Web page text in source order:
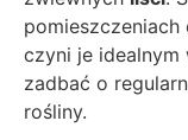
czyni je idealnym
zadbać o
rośliny.